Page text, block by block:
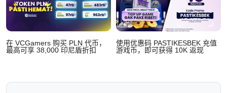
在 VCGamers 购买 PLN 代币，
最高可享 38,000 印尼盾折扣
使用优惠码 PASTIKESBEK 充值
游戏币，即可获得 10K 返现